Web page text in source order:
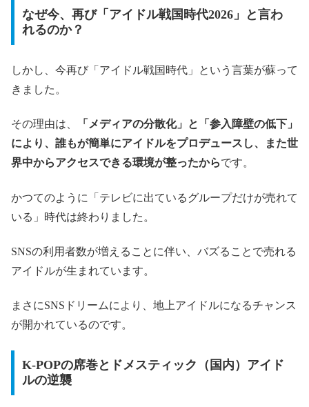
なぜ今、再び「アイドル戦国時代2026」と言わ
れるのか？
しかし、今再び「アイドル戦国時代」という言葉が蘇って
きました。
その理由は、
「メディアの分散化」と「参入障壁の低下」
により、誰もが簡単にアイドルをプロデュースし、また世
界中からアクセスできる環境が整ったからです。
かつてのように「テレビに出ているグループだけが売れて
いる」時代は終わりました。
SNSの利用者数が増えることに伴い、バズることで売れる
アイドルが生まれています。
まさにSNSドリームにより、地上アイドルになるチャンス
が開かれているのです。
K-POPの席巻とドメスティック（国内）アイド
ルの逆襲